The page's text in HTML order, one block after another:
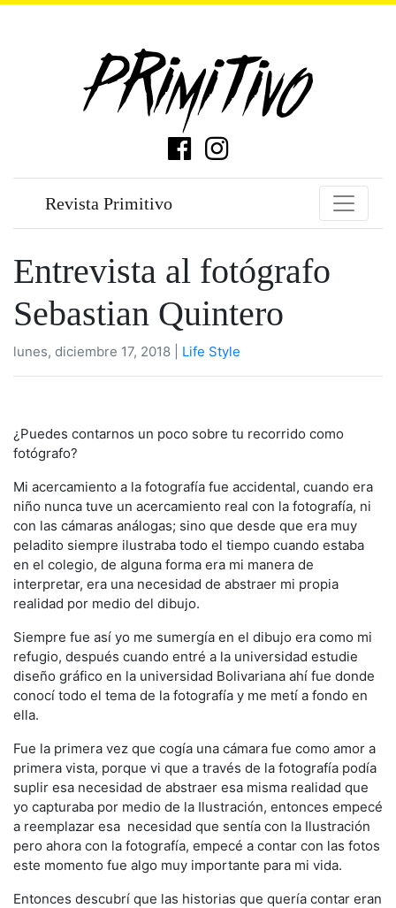
Revista Primitivo
Entrevista al fotógrafo
Sebastian Quintero
lunes, diciembre 17, 2018 | Life Style
¿Puedes contarnos un poco sobre tu recorrido como
fotógrafo?
Mi acercamiento a la fotografía fue accidental, cuando era
niño nunca tuve un acercamiento real con la fotografía, ni
con las cámaras análogas; sino que desde que era muy
peladito siempre ilustraba todo el tiempo cuando estaba
en el colegio, de alguna forma era mi manera de
interpretar, era una necesidad de abstraer mi propia
realidad por medio del dibujo.
Siempre fue así yo me sumergía en el dibujo era como mi
refugio, después cuando entré a la universidad estudie
diseño gráfico en la universidad Bolivariana ahí fue donde
conocí todo el tema de la fotografía y me metí a fondo en
ella.
Fue la primera vez que cogía una cámara fue como amor a
primera vista, porque vi que a través de la fotografía podía
suplir esa necesidad de abstraer esa misma realidad que
yo capturaba por medio de la Ilustración, entonces empecé
a reemplazar esa necesidad que sentía con la Ilustración
pero ahora con la fotografía, empecé a contar con las fotos
este momento fue algo muy importante para mi vida.
Entonces descubrí que las historias que quería contar eran